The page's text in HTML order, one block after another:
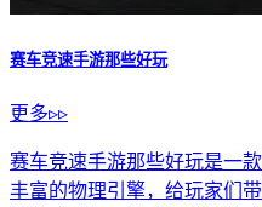
赛车竞速手游那些好玩
更多▹▹
赛车竞速手游那些好玩是一
丰富的物理引擎，给玩家们